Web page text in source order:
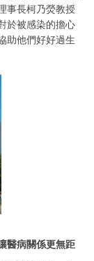
事長柯乃熒教授
於被感染的擔心
助他們好好過生
醫病關係更無距